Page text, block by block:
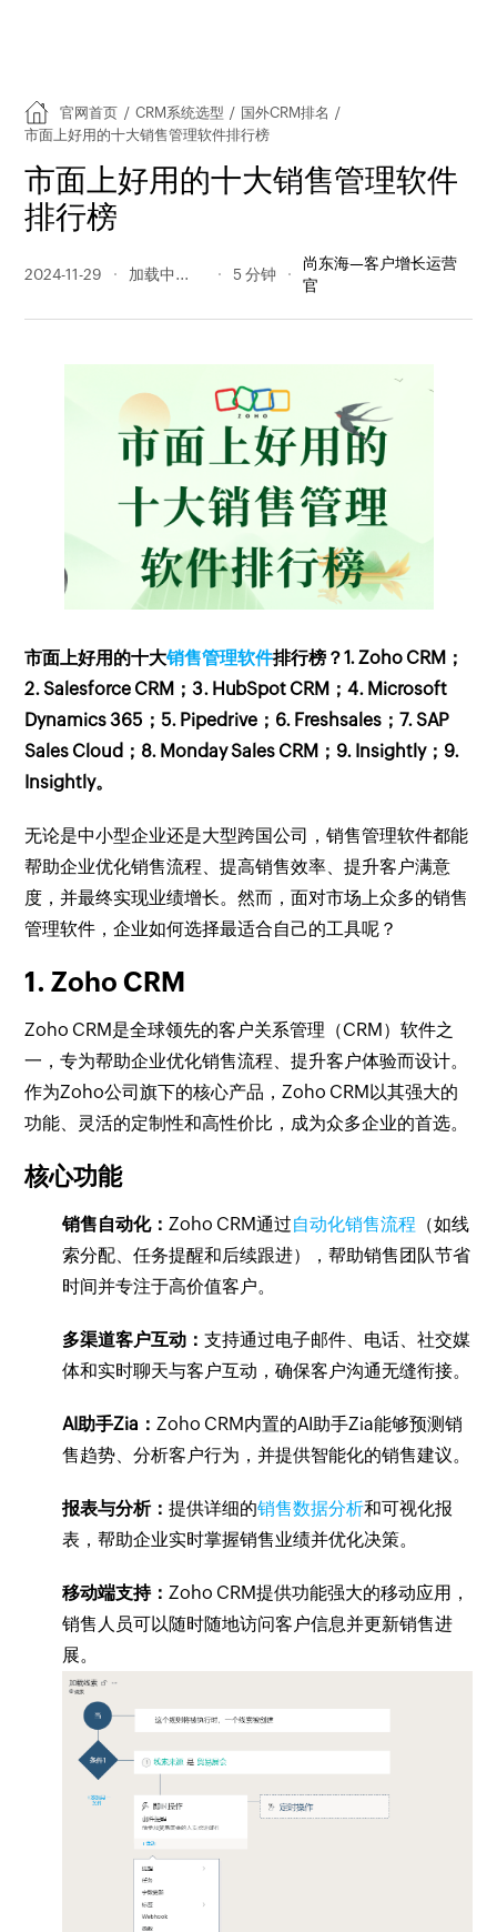
官网首页 / CRM系统选型 / 国外CRM排名 /
市面上好用的十大销售管理软件排行榜
市面上好用的十大销售管理软件
排行榜
2024-11-29 556 阅读量 5 分钟
尚东海—客户增长运营
官
市面上好用的十大销售管理软件排行榜？1. Zoho CRM；
2. Salesforce CRM；3. HubSpot CRM；4. Microsoft
Dynamics 365；5. Pipedrive；6. Freshsales；7. SAP
Sales Cloud；8. Monday Sales CRM；9. Insightly；9.
Insightly。
无论是中小型企业还是大型跨国公司，销售管理软件都能
帮助企业优化销售流程、提高销售效率、提升客户满意
度，并最终实现业绩增长。然而，面对市场上众多的销售
管理软件，企业如何选择最适合自己的工具呢？
1. Zoho CRM
Zoho CRM是全球领先的客户关系管理（CRM）软件之
一，专为帮助企业优化销售流程、提升客户体验而设计。
作为Zoho公司旗下的核心产品，Zoho CRM以其强大的
功能、灵活的定制性和高性价比，成为众多企业的首选。
核心功能
销售自动化：Zoho CRM通过自动化销售流程 （如线
索分配、任务提醒和后续跟进），帮助销售团队节省
时间并专注于高价值客户。
多渠道客户互动：支持通过电子邮件、电话、社交媒
体和实时聊天与客户互动，确保客户沟通无缝衔接。
AI助手Zia：Zoho CRM内置的AI助手Zia能够预测销
售趋势、分析客户行为，并提供智能化的销售建议。
报表与分析：提供详细的销售数据分析和可视化报
表，帮助企业实时掌握销售业绩并优化决策。
移动端支持：Zoho CRM提供功能强大的移动应用，
销售人员可以随时随地访问客户信息并更新销售进
展。